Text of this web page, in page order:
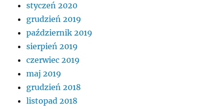
styczeń 2020
grudzień 2019
październik 2019
sierpień 2019
czerwiec 2019
maj 2019
grudzień 2018
listopad 2018